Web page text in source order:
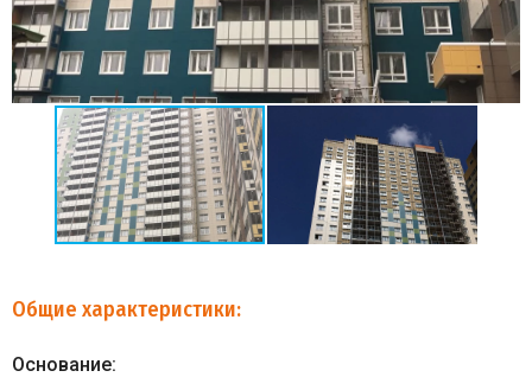
Общие характеристики:
Основание: